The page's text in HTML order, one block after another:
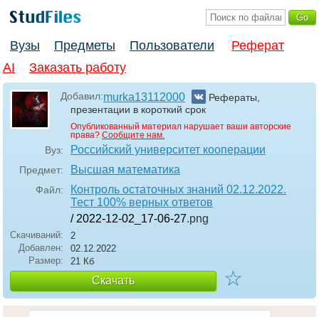
Вузы Предметы Пользователи
Реферат
AI
Заказать работу
Добавил:murka13112000
Рефераты,
презентации в короткий срок
Опубликованный материал нарушает ваши авторские
права? Сообщите нам.
Вуз: Российский университет кооперации
Предмет: Высшая математика
Файл:
Контроль остаточных знаний 02.12.2022.
Тест 100% верных ответов
/ 2022-12-02_17-06-27.png
Скачиваний:
2
Добавлен:
02.12.2022
Размер:
21 Кб
Скачать ☆